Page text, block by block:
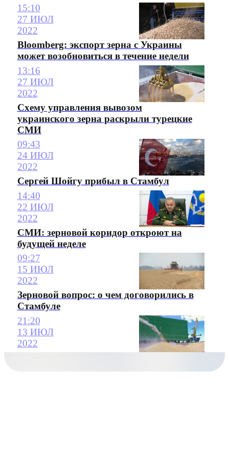
15:10
27 ИЮЛ
2022
Bloomberg: экспорт зерна с Украины
может возобновиться в течение недели
13:16
27 ИЮЛ
2022
Схему управления вывозом
украинского зерна раскрыли турецкие
СМИ
09:43
24 ИЮЛ
2022
Сергей Шойгу прибыл в Стамбул
14:40
22 ИЮЛ
2022
СМИ: зерновой коридор откроют на
будущей неделе
09:27
15 ИЮЛ
2022
Зерновой вопрос: о чем договорились в
Стамбуле
21:20
13 ИЮЛ
2022